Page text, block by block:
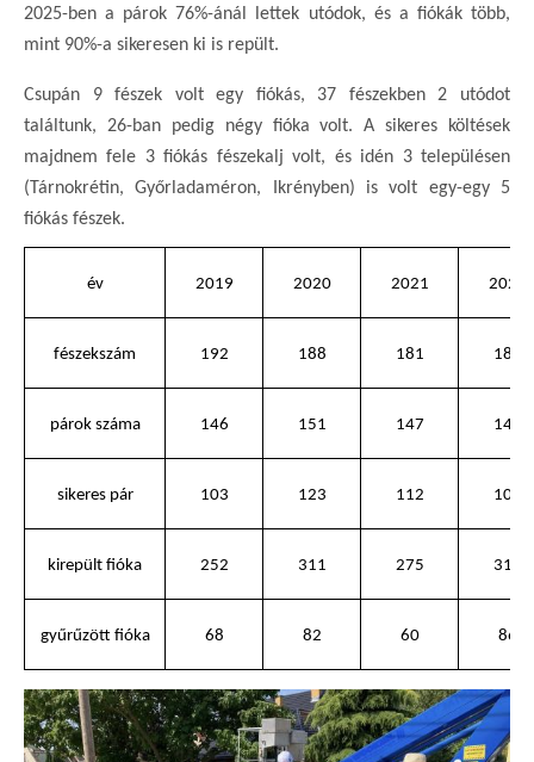
2025-ben a párok 76%-ánál lettek utódok, és a fiókák több,
mint 90%-a sikeresen ki is repült.
Csupán 9 fészek volt egy fiókás, 37 fészekben 2 utódot
találtunk, 26-ban pedig négy fióka volt. A sikeres költések
majdnem fele 3 fiókás fészekalj volt, és idén 3 településen
(Tárnokrétin, Győrladaméron, Ikrényben) is volt egy-egy 5
fiókás fészek.
év 2019 2020 2021 2022
fészekszám 192 188 181 180
párok száma 146 151 147 140
sikeres pár 103 123 112 108
kirepült fióka 252 311 275 312
gyűrűzött fióka 68 82 60 86